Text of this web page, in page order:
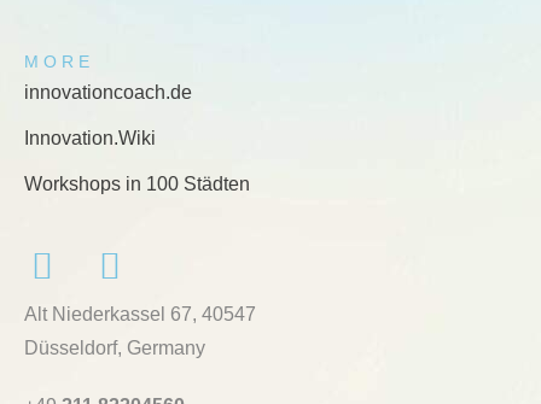
MORE
innovationcoach.de
Innovation.Wiki
Workshops in 100 Städten
Alt Niederkassel 67, 40547
Düsseldorf, Germany